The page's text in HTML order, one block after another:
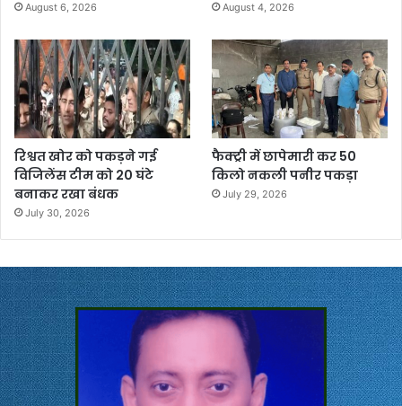
August 6, 2026 August 4, 2026
रिश्वत खोर को पकड़ने गई
विजिलेंस टीम को 20 घंटे
बनाकर रखा बंधक
July 30, 2026
फैक्ट्री में छापेमारी कर 50
किलो नकली पनीर पकड़ा
July 29, 2026